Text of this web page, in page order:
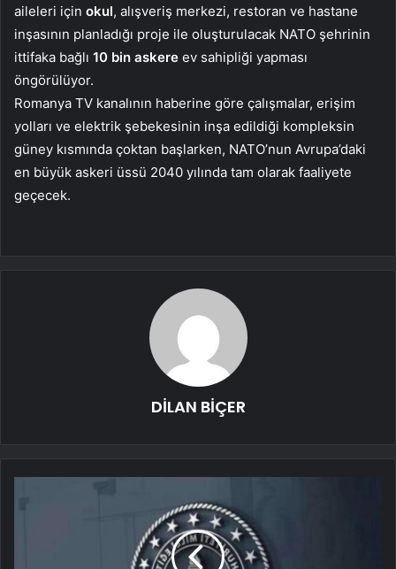
aileleri için okul, alışveriş merkezi, restoran ve hastane
inşasının planladığı proje ile oluşturulacak NATO şehrinin
ittifaka bağlı 10 bin askere ev sahipliği yapması
öngörülüyor.
Romanya TV kanalının haberine göre çalışmalar, erişim
yolları ve elektrik şebekesinin inşa edildiği kompleksin
güney kısmında çoktan başlarken, NATO’nun Avrupa’daki
en büyük askeri üssü 2040 yılında tam olarak faaliyete
geçecek.
DİLAN BİÇER